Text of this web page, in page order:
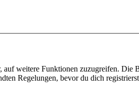
auf weitere Funktionen zuzugreifen. Die
Regelungen, bevor du dich